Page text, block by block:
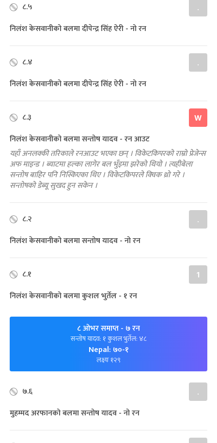
८.५ .
निलंश केसवानीको बलमा दीपेन्द्र सिंह ऐरी - नो रन
८.४ .
निलंश केसवानीको बलमा दीपेन्द्र सिंह ऐरी - नो रन
८.३ W
निलंश केसवानीको बलमा सन्तोष यादव - रन आउट
यहाँ अनलक्की तरिकाले रनआउट भएका छन् । विकेटकिपरको राम्रो प्रेजेन्स
अफ माइन्ड । ब्याटमा हल्का लागेर बल भुँइमा झरेको थियो । त्यहीबेला
सन्तोष बाहिर पनि निस्किएका थिए । विकेटकिपरले क्‍विक थ्रो गरे ।
सन्तोषको डेब्यू सुखद हुन सकेन ।
८.२ .
निलंश केसवानीको बलमा सन्तोष यादव - नो रन
८.१ 1
निलंश केसवानीको बलमा कुशल भुर्तेल - १ रन
८ ओभर समाप्त- ७ रन
सन्तोष यादव: १ कुशल भुर्तेल: ४८
Nepal: ७०-१
लक्ष्यः १२९
७.६ .
मुहम्मद अरफानको बलमा सन्तोष यादव - नो रन